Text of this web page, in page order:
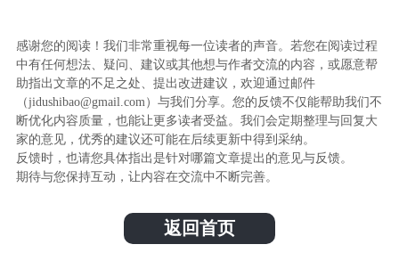
感谢您的阅读！我们非常重视每一位读者的声音。若您在阅读过程
中有任何想法、疑问、建议或其他想与作者交流的内容，或愿意帮
助指出文章的不足之处、提出改进建议，欢迎通过邮件
（jidushibao@gmail.com）与我们分享。您的反馈不仅能帮助我们不
断优化内容质量，也能让更多读者受益。我们会定期整理与回复大
家的意见，优秀的建议还可能在后续更新中得到采纳。
反馈时，也请您具体指出是针对哪篇文章提出的意见与反馈。
期待与您保持互动，让内容在交流中不断完善。
返回首页